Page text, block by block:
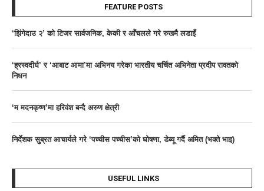
FEATURE POSTS
‘झिंगेदाउ २’ को टिजर सार्वजनिक, केकी र आँचलले गरे रुखमै लडाइँ
‘ह्रस्वदीर्घ’ र ‘आबाट आमा’मा अभिनय गरेका भारतीय चर्चित अभिनेता प्रदीप रावतको
निधन
‘म मदनकृष्ण’मा हरिवंश बन्दै अरुण क्षेत्री
निर्देशक सुब्रत आचार्यले गरे ‘पच्चीस पच्चीस’काे घोषणा, डेब्यू गर्दै अमित (भक्ते भाइ)
USEFUL LINKS